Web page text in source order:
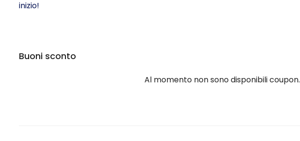
inizio!
Buoni sconto
Al momento non sono disponibili coupon.